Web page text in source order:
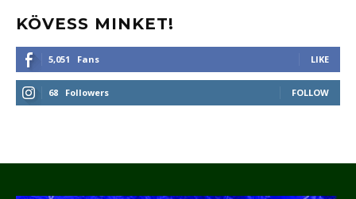
KÖVESS MINKET!
5,051 Fans LIKE
68 Followers FOLLOW